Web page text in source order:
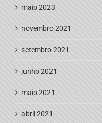
maio 2023
novembro 2021
setembro 2021
junho 2021
maio 2021
abril 2021